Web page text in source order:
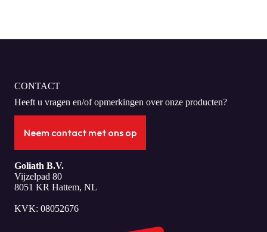
CONTACT
Heeft u vragen en/of opmerkingen over onze producten?
Neem contact met ons op
Goliath B.V.
Vijzelpad 80
8051 KR Hattem, NL
KVK: 08052676